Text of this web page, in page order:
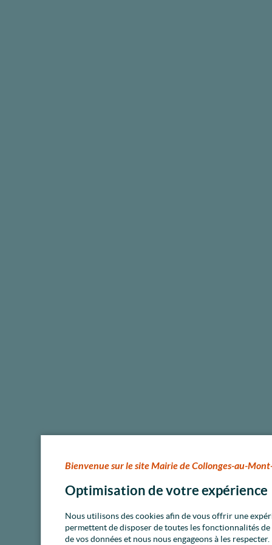
Bienvenue sur le site Mairie de Collonges-au-
Optimisation de votre expérience
Nous utilisons des cookies afin de vous offrir une
permettent de disposer de toutes les fonctionnalités
de vos données et nous nous engageons à les respecter.